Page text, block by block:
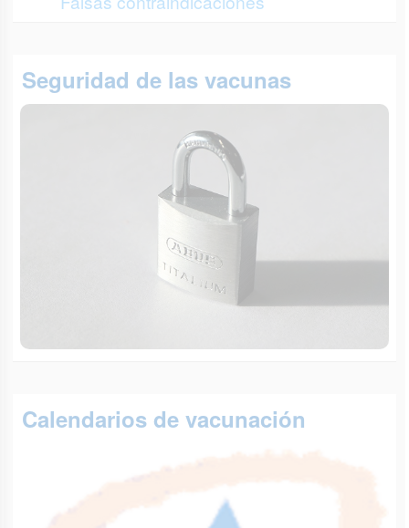
Seguridad de las vacunas
Calendarios de vacunación